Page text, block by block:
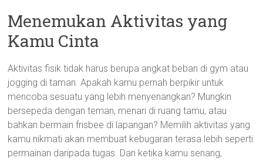
Menemukan Aktivitas yang
Kamu Cinta
Aktivitas fisik tidak harus berupa angkat beban di gym atau
jogging di taman. Apakah kamu pernah berpikir untuk
mencoba sesuatu yang lebih menyenangkan? Mungkin
bersepeda dengan teman, menari di ruang tamu, atau
bahkan bermain frisbee di lapangan? Memilih aktivitas yang
kamu nikmati akan membuat kebugaran terasa lebih seperti
permainan daripada tugas. Dan ketika kamu senang,